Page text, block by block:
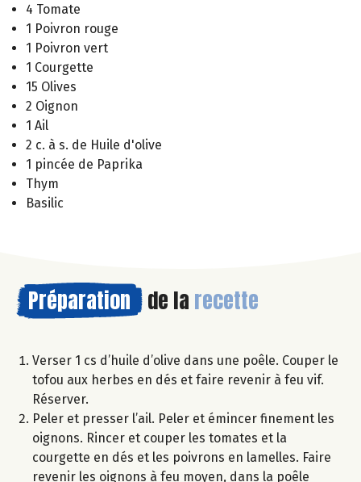
4 Tomate
1 Poivron rouge
1 Poivron vert
1 Courgette
15 Olives
2 Oignon
1 Ail
2 c. à s. de Huile d'olive
1 pincée de Paprika
Thym
Basilic
Préparation de la recette
Verser 1 cs d’huile d’olive dans une poêle. Couper le
tofou aux herbes en dés et faire revenir à feu vif.
Réserver.
Peler et presser l’ail. Peler et émincer finement les
oignons. Rincer et couper les tomates et la
courgette en dés et les poivrons en lamelles. Faire
revenir les oignons à feu moyen, dans la poêle